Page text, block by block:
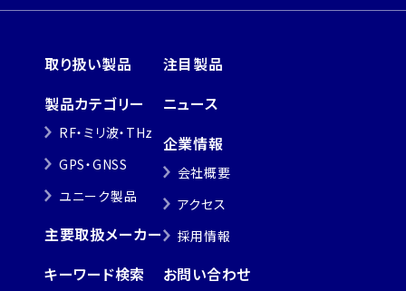
取り扱い製品
製品カテゴリー
RF・ミリ波・THz
GPS・GNSS
ユニーク製品
主要取扱メーカー
キーワード検索
注目製品
ニュース
企業情報
会社概要
アクセス
採用情報
お問い合わせ